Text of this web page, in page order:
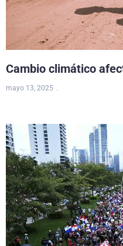
Cambio climático
mayo 13, 2025